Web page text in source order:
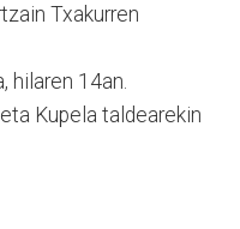
Txakurren
hilaren 14an.
Kupela taldearekin